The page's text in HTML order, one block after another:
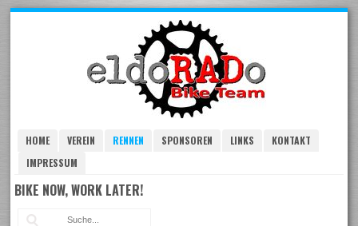
HOME VEREIN RENNEN SPONSOREN LINKS
KONTAKT
IMPRESSUM
BIKE NOW, WORK LATER!